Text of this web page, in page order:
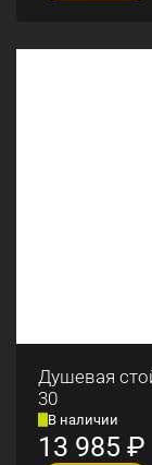
Душевая
30
В наличии
13 985 ₽